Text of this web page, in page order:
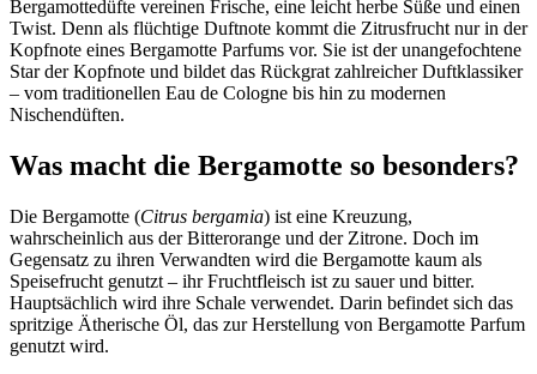
Bergamottedüfte vereinen Frische, eine leicht herbe Süße und einen
Twist. Denn als flüchtige Duftnote kommt die Zitrusfrucht nur in der
Kopfnote eines Bergamotte Parfums vor. Sie ist der unangefochtene
Star der Kopfnote und bildet das Rückgrat zahlreicher Duftklassiker
– vom traditionellen Eau de Cologne bis hin zu modernen
Nischendüften.
Was macht die Bergamotte so besonders?
Die Bergamotte (Citrus bergamia) ist eine Kreuzung,
wahrscheinlich aus der Bitterorange und der Zitrone. Doch im
Gegensatz zu ihren Verwandten wird die Bergamotte kaum als
Speisefrucht genutzt – ihr Fruchtfleisch ist zu sauer und bitter.
Hauptsächlich wird ihre Schale verwendet. Darin befindet sich das
spritzige Ätherische Öl, das zur Herstellung von Bergamotte Parfum
genutzt wird.